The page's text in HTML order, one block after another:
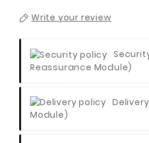
Write your review
Reassurance Module)
Module)